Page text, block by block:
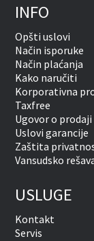
INFO
Opšti uslovi
Način isporuke
Način plaćanja
Kako naručiti
Korporativna
Taxfree
Ugovor o prodaji
Uslovi garancije
Zaštita
Vansudsko
USLUGE
Kontakt
Servis